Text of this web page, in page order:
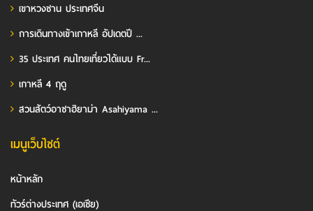
เขาหวงซาน ประเทศจีน
การเดินทางเข้าเกาหลี อัปเดตปี ...
35 ประเทศ คนไทยเที่ยวได้แบบ Fr...
เกาหลี 4 ฤดู
สวนสัตว์อาซาฮิยาม่า Asahiyama ...
เมนูเว็บไซต์
หน้าหลัก
ทัวร์ต่างประเทศ (เอเชีย)